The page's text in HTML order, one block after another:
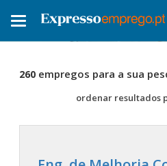
Toggle
260 empregos para a sua
ordenar resultados